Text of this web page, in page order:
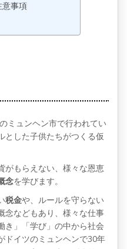
意事項
ミュンヘン市で行われてい
とした子供たちがつくる仮
がもらえない、様々な恩恵
念を学びます。
税金や、ルールを守らない
念などもあり、様々な仕事
き」「学び」の中から社会
ドイツのミュンヘンで30年